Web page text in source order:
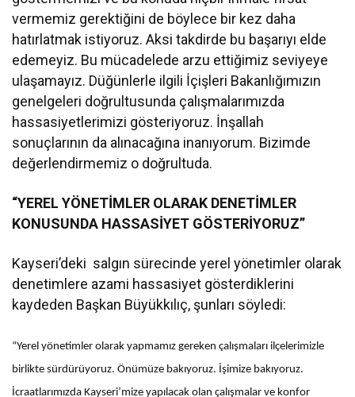
vermemiz gerektiğini de böylece bir kez daha
hatırlatmak istiyoruz. Aksi takdirde bu başarıyı elde
edemeyiz. Bu mücadelede arzu ettiğimiz seviyeye
ulaşamayız. Düğünlerle ilgili İçişleri Bakanlığımızın
genelgeleri doğrultusunda çalışmalarımızda
hassasiyetlerimizi gösteriyoruz. İnşallah
sonuçlarının da alınacağına inanıyorum. Bizimde
değerlendirmemiz o doğrultuda.
“YEREL YÖNETİMLER OLARAK DENETİMLER
KONUSUNDA HASSASİYET GÖSTERİYORUZ”
Kayseri’deki salgın sürecinde yerel yönetimler olarak
denetimlere azami hassasiyet gösterdiklerini
kaydeden Başkan Büyükkılıç, şunları söyledi:
“Yerel yönetimler olarak yapmamız gereken çalışmaları ilçelerimizle
birlikte sürdürüyoruz. Önümüze bakıyoruz. İşimize bakıyoruz.
İcraatlarımızda Kayseri’mize yapılacak olan çalışmalar ve konfor